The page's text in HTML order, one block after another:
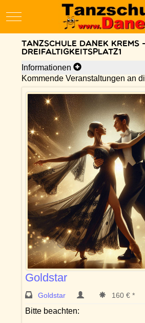
Mobile Menu Toggle
Tanzschule Danek Krems -
Dreifaltigkeitsplatz1
Informationen
Kommende Veranstaltungen an
Goldstar
Goldstar 160 € *
Bitte beachten: